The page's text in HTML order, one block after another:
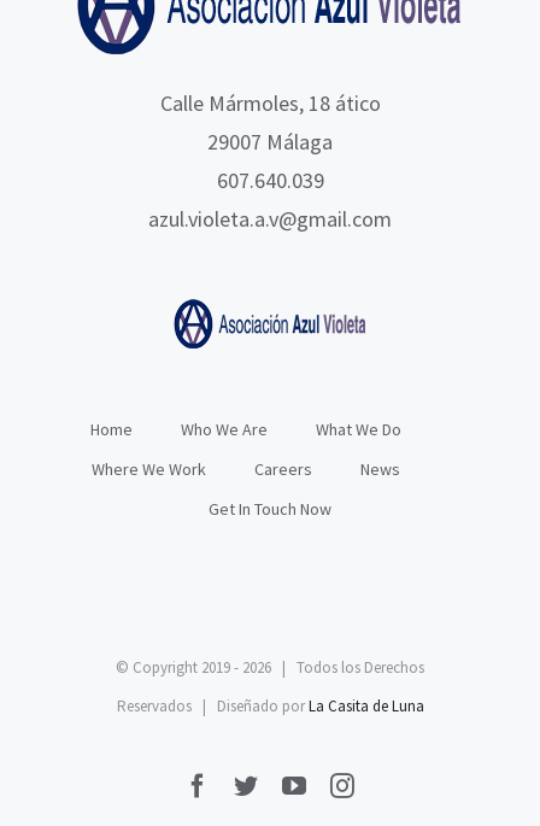
Calle Mármoles, 18 ático
29007 Málaga
607.640.039
azul.violeta.a.v@gmail.com
Home Who We Are
What We Do
Where We Work
Careers
News
Get In Touch Now
© Copyright 2019 - 2026 | Todos los Derechos
Reservados | Diseñado porLa Casita de Luna
facebook
twitteryoutubeinstagram